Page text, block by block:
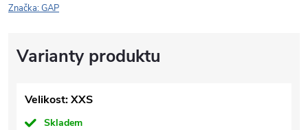
Značka:GAP
Velikost: XXS
Skladem